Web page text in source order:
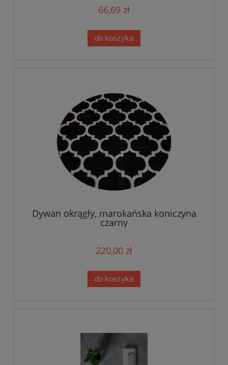
66,69 zł
do koszyka
Dywan okrągły, marokańska koniczyna
czarny
220,00 zł
do koszyka